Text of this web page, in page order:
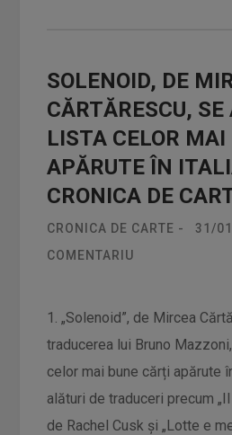
SOLENOID, DE
CĂRTĂRESCU,
LISTA CELOR MAI
APĂRUTE ÎN
CRONICA DE
CRONICA DE CARTE - 31/
COMENTARIU
1. „Solenoid”, de Mircea
traducerea lui Bruno
celor mai bune cărți apărute
alături de traduceri precum
de Rachel Cusk și „Lotte e